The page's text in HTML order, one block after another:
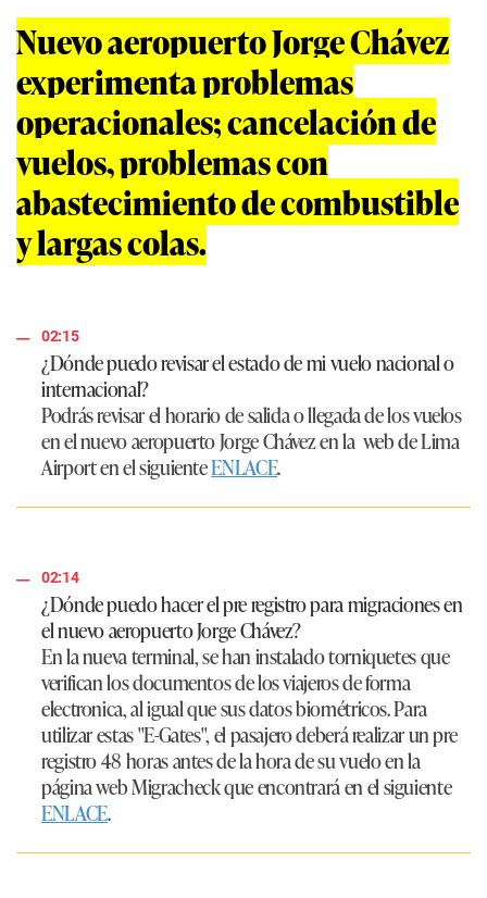
Nuevo aeropuerto Jorge Chávez
experimenta problemas
operacionales; cancelación de
vuelos, problemas con
abastecimiento de combustible
y largas colas.
02:15
¿Dónde puedo revisar el estado de mi vuelo nacional o
internacional?
Podrás revisar el horario de salida o llegada de los vuelos
en el nuevo aeropuerto Jorge Chávez en la web de Lima
Airporten el siguienteENLACE.
02:14
¿Dónde puedo hacer el pre registro para migraciones en
el nuevo aeropuerto Jorge Chávez?
En la nueva terminal, se han instalado torniquetes que
verifican los documentos de los viajeros de forma
electronica, al igual que sus datos biométricos. Para
utilizar estas "E-Gates", el pasajero deberá realizar un pre
registro 48 horas antes de la hora de su vuelo en la
página web Migracheck que encontrará en el siguiente
ENLACE.